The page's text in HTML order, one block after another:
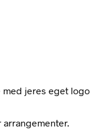
med jeres eget logo